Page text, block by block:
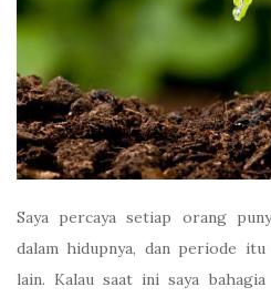
Saya percaya setiap orang
dalam hidupnya, dan periode
lain. Kalau saat ini saya